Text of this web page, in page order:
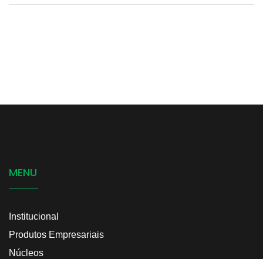
MENU
Institucional
Produtos Empresariais
Núcleos